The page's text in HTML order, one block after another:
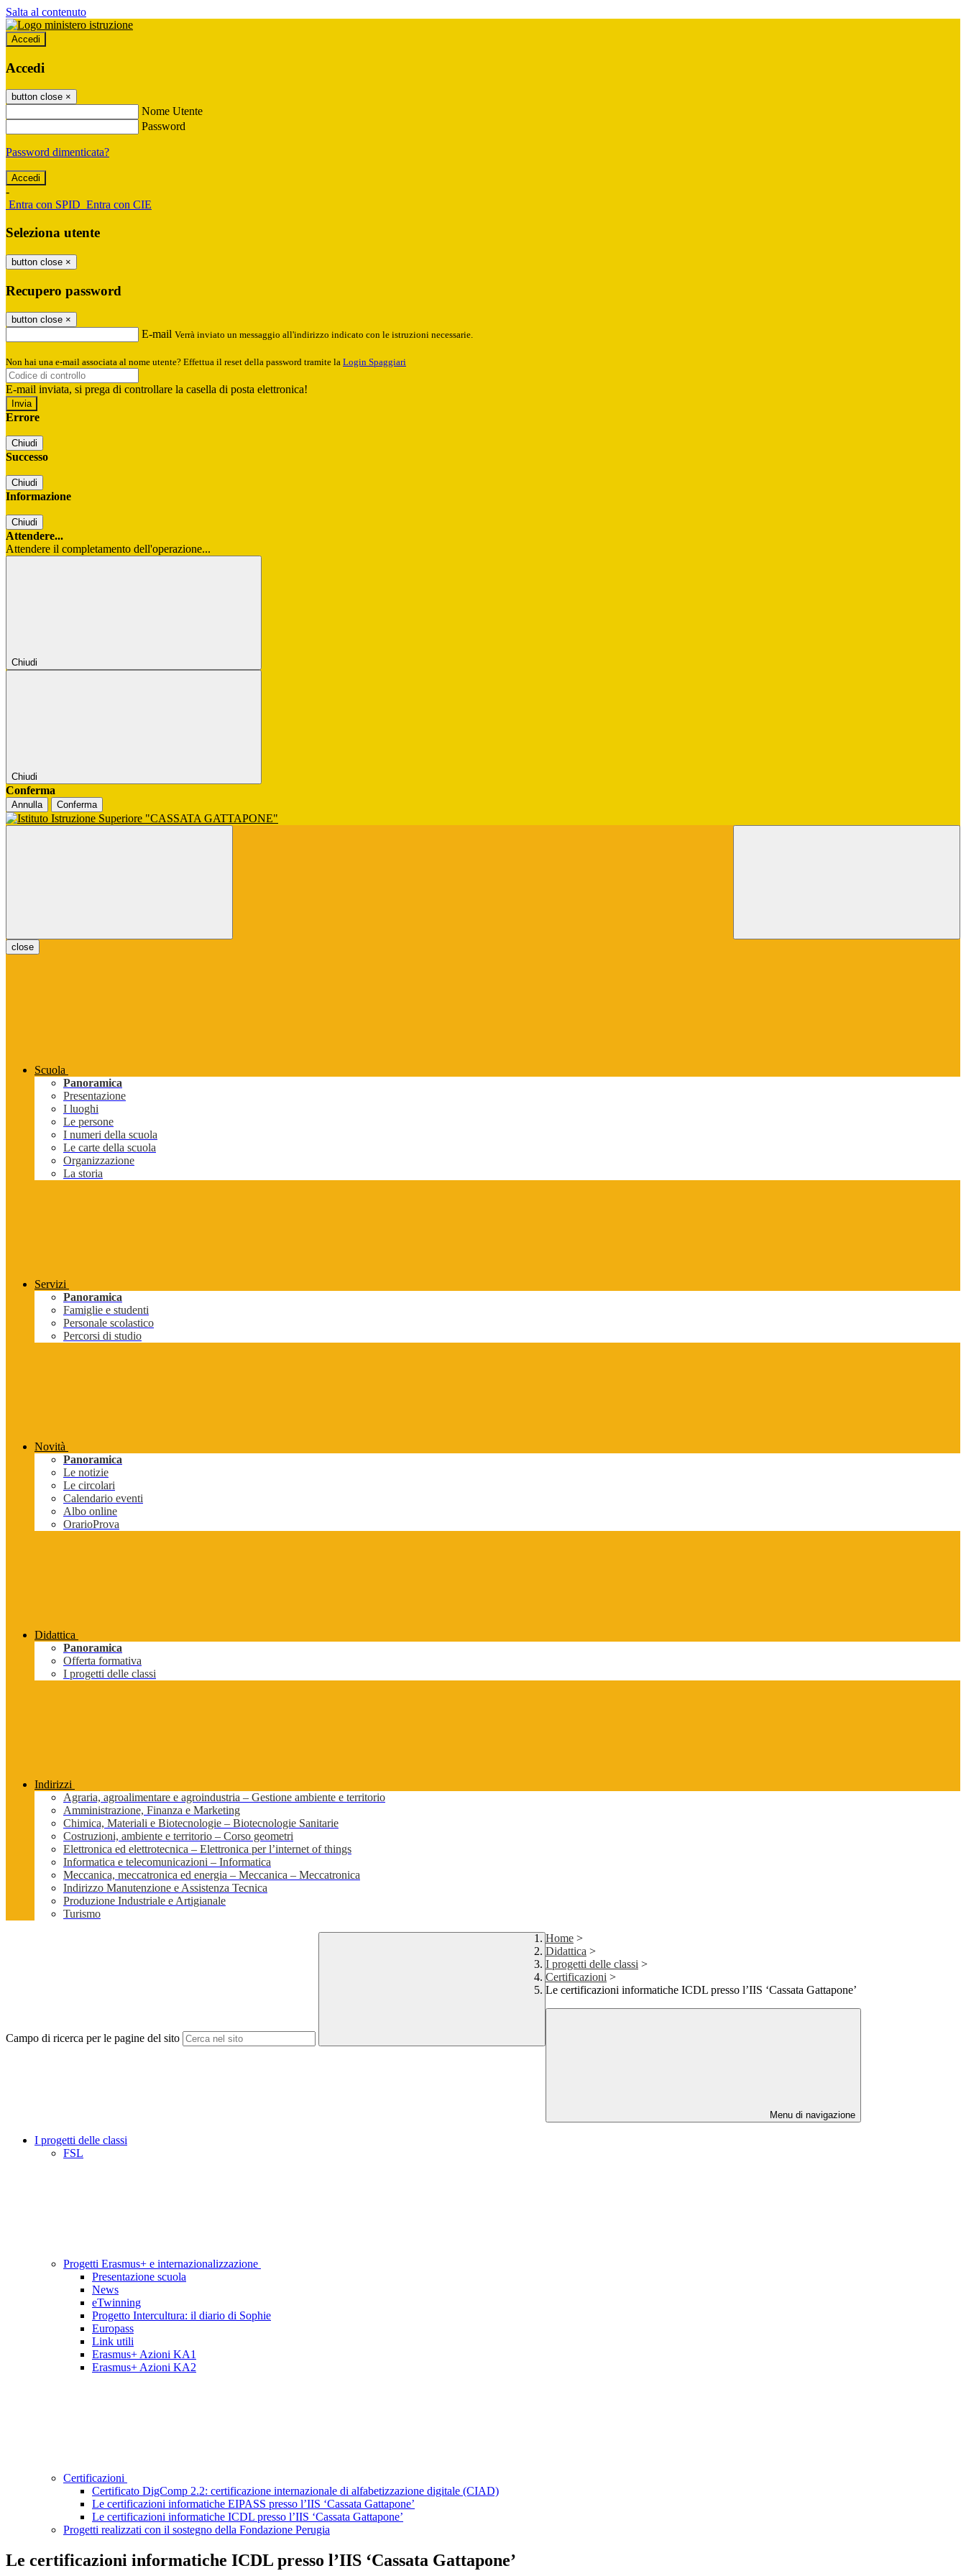
Salta al contenuto
Accedi
Accedi
button close ×
Nome Utente
Password
Password dimenticata?
-
Entra con SPID Entra con CIE
Seleziona utente
button close ×
Recupero password
button close ×
E-mail Verrà inviato un messaggio all'indirizzo indicato con le istruzioni necessarie.
Non hai una e-mail associata al nome utente? Effettua il reset della password tramite la Login Spaggiari
E-mail inviata, si prega di controllare la casella di posta elettronica!
Errore
Chiudi
Successo
Chiudi
Informazione
Chiudi
Attendere...
Attendere il completamento dell'operazione...
Chiudi
Chiudi
Conferma
Annulla Conferma
close
Scuola
Panoramica
Presentazione
I luoghi
Le persone
I numeri della scuola
Le carte della scuola
Organizzazione
La storia
Servizi
Panoramica
Famiglie e studenti
Personale scolastico
Percorsi di studio
Novità
Panoramica
Le notizie
Le circolari
Calendario eventi
Albo online
OrarioProva
Didattica
Panoramica
Offerta formativa
I progetti delle classi
Indirizzi
Agraria, agroalimentare e agroindustria – Gestione ambiente e territorio
Amministrazione, Finanza e Marketing
Chimica, Materiali e Biotecnologie – Biotecnologie Sanitarie
Costruzioni, ambiente e territorio – Corso geometri
Elettronica ed elettrotecnica – Elettronica per l’internet of things
Informatica e telecomunicazioni – Informatica
Meccanica, meccatronica ed energia – Meccanica – Meccatronica
Indirizzo Manutenzione e Assistenza Tecnica
Produzione Industriale e Artigianale
Turismo
Campo di ricerca per le pagine del sito
Home >
Didattica >
I progetti delle classi >
Certificazioni >
Le certificazioni informatiche ICDL presso l’IIS ‘Cassata Gattapone’
Menu di navigazione
I progetti delle classi
FSL
Progetti Erasmus+ e internazionalizzazione
Presentazione scuola
News
eTwinning
Progetto Intercultura: il diario di Sophie
Europass
Link utili
Erasmus+ Azioni KA1
Erasmus+ Azioni KA2
Certificazioni
Certificato DigComp 2.2: certificazione internazionale di alfabetizzazione digitale (CIAD)
Le certificazioni informatiche EIPASS presso l’IIS ‘Cassata Gattapone’
Le certificazioni informatiche ICDL presso l’IIS ‘Cassata Gattapone’
Progetti realizzati con il sostegno della Fondazione Perugia
Le certificazioni informatiche ICDL presso l’IIS ‘Cassata Gattapone’